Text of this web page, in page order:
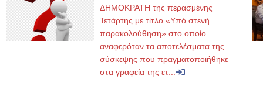
ΔΗΜΟΚΡΑΤΗ της περασμένης
Τετάρτης με τίτλο «Υπό στενή
παρακολούθηση» στο οποίο
αναφερόταν τα αποτελέσματα της
σύσκεψης που πραγματοποιήθηκε
στα γραφεία της ετ...